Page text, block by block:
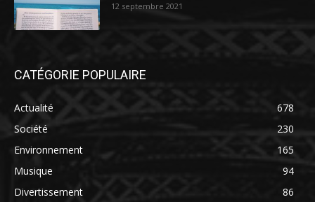
12 septembre 2021
CATÉGORIE POPULAIRE
Actualité
678
Société
230
Environnement
165
Musique
94
Divertissement
86